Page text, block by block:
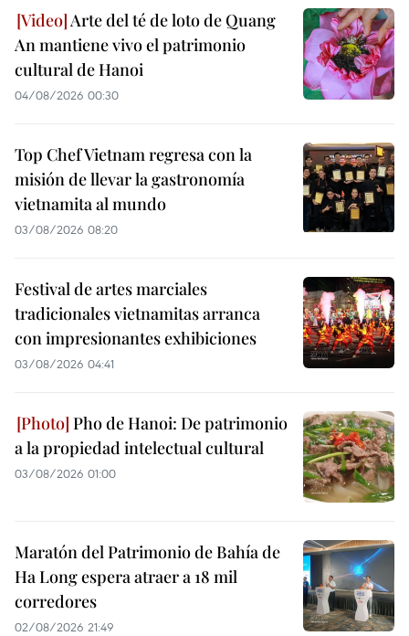
Arte del té de loto de Quang
An mantiene vivo el patrimonio
cultural de Hanoi
04/08/2026 00:30
Top Chef Vietnam regresa con la
misión de llevar la gastronomía
vietnamita al mundo
03/08/2026 08:20
Festival de artes marciales
tradicionales vietnamitas arranca
con impresionantes exhibiciones
03/08/2026 04:41
Pho de Hanoi: De patrimonio
a la propiedad intelectual cultural
03/08/2026 01:00
Maratón del Patrimonio de Bahía de
Ha Long espera atraer a 18 mil
corredores
02/08/2026 21:49